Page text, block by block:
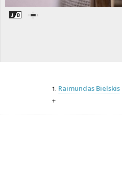
1. Raimundas Bielskis
+